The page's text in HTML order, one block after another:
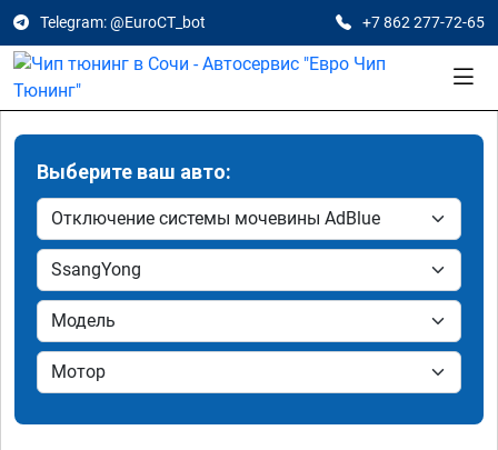
Telegram: @EuroCT_bot +7 862 277-72-65
Выберите ваш авто: